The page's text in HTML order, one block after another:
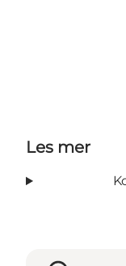
Les mer